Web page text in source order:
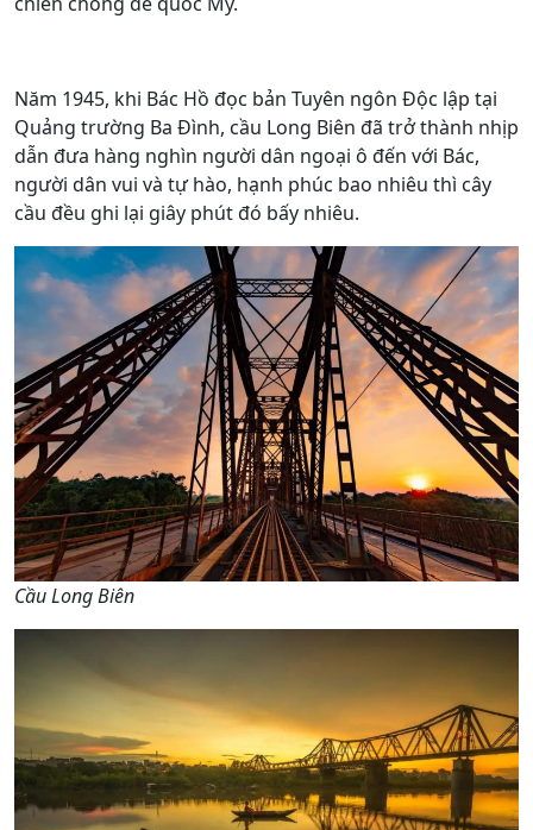
Năm 1945, khi Bác Hồ đọc bản Tuyên ngôn Độc lập tại
Quảng trường Ba Đình, cầu Long Biên đã trở thành nhịp
dẫn đưa hàng nghìn người dân ngoại ô đến với Bác,
người dân vui và tự hào, hạnh phúc bao nhiêu thì cây
cầu đều ghi lại giây phút đó bấy nhiêu.
Cầu Long Biên